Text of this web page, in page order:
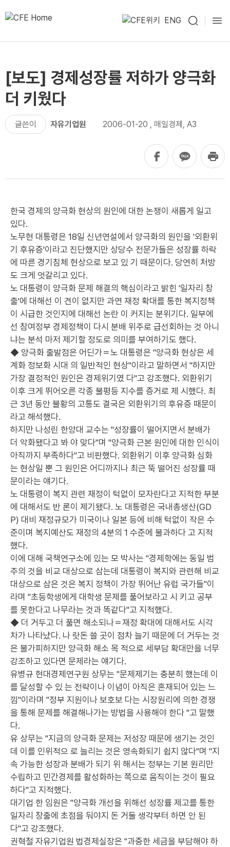
ENG
[보도] 경제성장률 저하가 양극화
더 키웠다
글쓴이 자유기업원 2006-01-20 , 매일경제, A3
한국 경제의 양극화 현상의 원인에 대한 논쟁이 새롭게 일고
있다.
노무현 대통령은 18일 신년연설에서 양극화의 원인을 '외환위
기 후유증'이라고 진단했지만 상당수 전문가들은 성장률 하락
에 따른 경기침체 현상으로 보고 있 기 때문이다. 당연히 처방
도 크게 엇갈리고 있다.
노 대통령이 양극화 문제 해결의 핵심이라고 밝힌 '일자리 창
출'에 대해선 이 견이 없지만 과연 재정 확대를 통한 복지정책
이 시급한 것인지에 대해선 논란 이 커지는 분위기다. 일부에
선 참여정부 경제정책이 다시 분배 위주로 급선회하는 것 아니
냐는 분석 마저 제기할 정도로 의미를 부여하기도 했다.
◆ 양극화 출발점은 어딘가＝노 대통령은 "양극화 현상은 세
계화 정보화 시대 의 일반적인 현상"이라고 말하면서 "하지만
가장 결정적인 원인은 경제위기였 다"고 강조했다. 외환위기
이후 크게 뛰어오른 각종 불평등 지수를 증거로 제 시했다. 최
근 3년 동안 불황의 고통도 결국은 외환위기의 후유증 때문이
라고 해석했다.
하지만 나성린 한양대 교수는 "성장률이 떨어지면서 분배가
더 악화됐다고 봐 야 맞다"며 "양극화 근본 원인에 대한 인식이
아직까지 부족하다"고 비판했다. 외환위기 이후 양극화 심화
는 현상일 뿐 그 원인은 어디까지나 최근 뚝 떨어진 성장률 때
문이라는 얘기다.
노 대통령이 복지 관련 재정이 턱없이 모자란다고 지적한 부분
에 대해서도 반 론이 제기됐다. 노 대통령은 국내총생산(GD
P) 대비 재정규모가 미국이나 일본 등에 비해 턱없이 작은 수
준이며 복지예산도 재정의 4분의 1 수준에 불과하다 고 지적
했다.
이에 대해 국책연구소에 있는 모 박사는 "경제학에는 동일 범
주의 것을 비교 대상으로 삼는데 대통령이 복지와 관련해 비교
대상으로 삼은 것은 복지 정책이 가장 뛰어난 유럽 국가들"이
라며 "초등학생에게 대학생 문제를 풀어보라고 시 키고 공부
를 못한다고 나무라는 것과 똑같다"고 지적했다.
◆ 더 거두고 더 풀면 해소되나＝재정 확대에 대해서도 시각
차가 나타났다. 나 랏돈 쓸 곳이 점차 늘기 때문에 더 거두는 것
은 불가피하지만 양극화 해소 목 적으로 세부담 확대만을 너무
강조하고 있다면 문제라는 얘기다.
유병규 현대경제연구원 상무는 "문제제기는 충분히 했는데 이
를 달성할 수 있 는 전략이나 이념이 아직은 혼재되어 있는 느
낌"이라며 "정부 지원이나 보호보 다는 시장원리에 의한 경쟁
을 통해 문제를 해결해나가는 방법을 사용해야 한다 "고 말했
다.
유 상무는 "지금의 양극화 문제는 저성장 때문에 생기는 것인
데 이를 인위적으 로 늘리는 것은 영속화되기 쉽지 않다"며 "지
속 가능한 성장과 분배가 되기 위 해서는 정부는 기본 원리만
수립하고 민간경제를 활성화하는 쪽으로 움직이는 것이 필요
하다"고 지적했다.
대기업 한 임원은 "양극화 개선을 위해선 성장률 제고를 통한
일자리 창출에 초점을 둬야지 돈 거둘 생각부터 하면 안 된
다"고 강조했다.
권혁철 자유기업원 법경제실장은 "과중한 세금을 부담해야 하